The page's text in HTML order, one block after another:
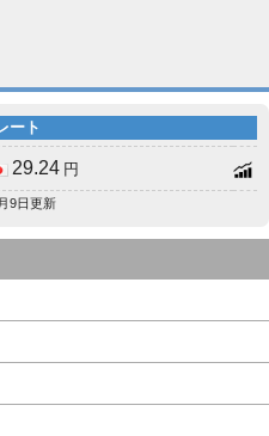
ート
29.24 円
9日更新